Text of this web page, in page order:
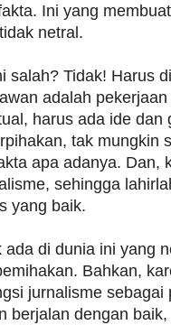
Ini yang
netral.
salah? Tidak! Harus
adalah
harus ada ide dan
tak mungkin
apa adanya. Dan,
sehingga
yang baik.
ada di dunia ini yang
Bahkan,
jurnalisme sebagai
berjalan dengan